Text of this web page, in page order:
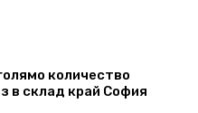
количество
в склад край София